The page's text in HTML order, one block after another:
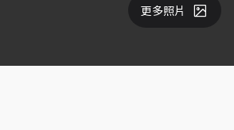
更多照片